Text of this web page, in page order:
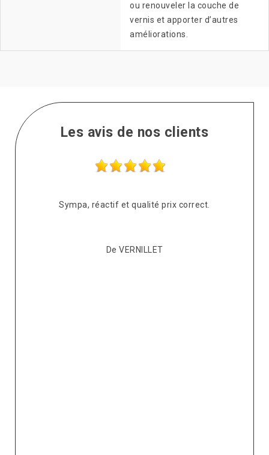
ou renouveler la couche de
vernis et apporter d’autres
améliorations.
Les avis de nos clients
Sympa, réactif et qualité prix correct.
De VERNILLET